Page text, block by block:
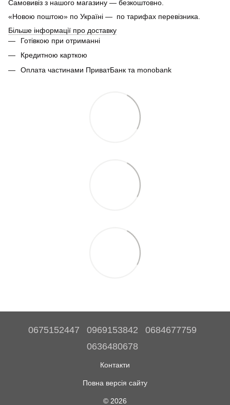
Самовивіз з нашого магазину — безкоштовно.
«Новою поштою» по Україні — по тарифах перевізника.
Більше інформації про доставку
Готівкою при отриманні
Кредитною карткою
Оплата частинами ПриватБанк та monobank
0675152447 0969153842
0684677759
0636480678
Контакти
Повна версія сайту
© 2026